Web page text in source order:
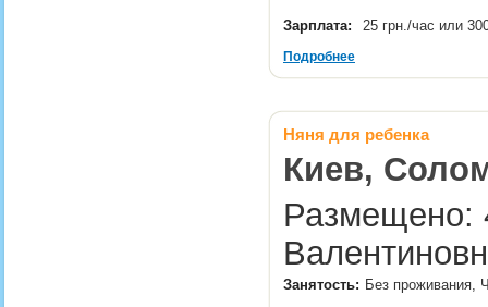
Зарплата: 25 грн./час или
Подробнее
Няня для ребенка
Киев,
Размещено:
Занятость: Без проживания,